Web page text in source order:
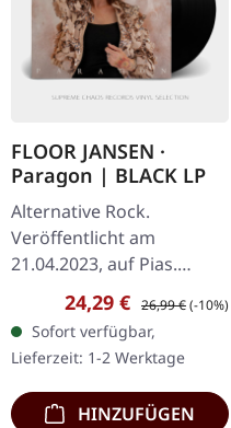
FLOOR JANSEN ·
Paragon | BLACK LP
Alternative Rock.
Veröffentlicht am
21.04.2023, auf Pias.
Schwarzes Vinyl. Floor
Jansen, die kraftvolle
Sängerin, die als
Frontfrau der
symphonischen…
Verkaufspreis:
24,29 € Regulärer Preis:
26,99 €(-10%)
Sofort verfügbar,
Lieferzeit: 1-2 Werktage
HINZUFÜGEN